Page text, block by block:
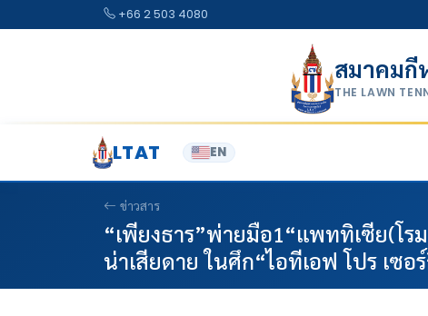
+66 2 503 4080
สมาคมกี
THE LAWN
LTAT EN
ข่าวสาร
“เพียงธาร”พ่ายมือ1“แพททิเซีย(โร
น่าเสียดาย ในศึก“ไอทีเอฟ โปร เซอ